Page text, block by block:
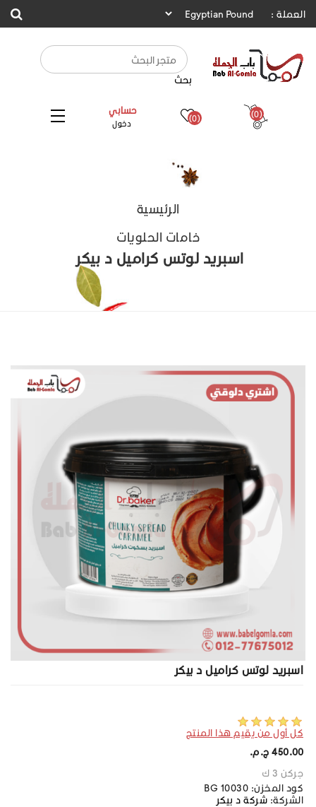
العملة :
بحث
حسابي
دخول (0) (0)
الرئيسية
خامات الحلويات
اسبريد لوتس كراميل د بيكر
اسبريد لوتس كراميل د بيكر
كل أول من يقيم هذا المنتج
450.00 ج.م.‏
جركن 3 ك
كود المخزن: BG 10030
الشركة: شركة د بيكر